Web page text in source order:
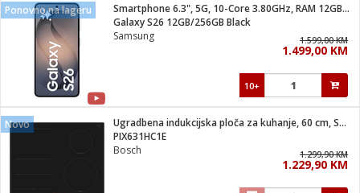
Ponovno na lageru
Smartphone 6.3", 5G, 10-Core 3.80GHz, RAM 12GB, 50Mpixel
Galaxy S26 12GB/256GB Black
Samsung
1.599,00 KM
1.499,00 KM
10+
Novo
Ugradbena indukcijska ploča za kuhanje, 60 cm, Serie 6
PIX631HC1E
Bosch
1.299,90 KM
1.229,90 KM